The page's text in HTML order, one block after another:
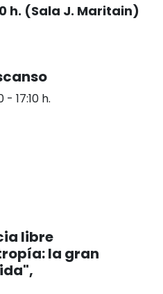
h. (Sala J. Maritain)
- 17:10 h.
libre
la gran